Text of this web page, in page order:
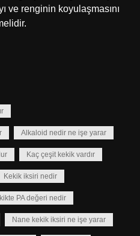
ve renginin koyulaşmasını
Alkaloid nedir ne işe yarar
Kaç çeşit kekik vardır
Kekik iksiri nedir
PA değeri nedir
Nane kekik iksiri ne işe yarar